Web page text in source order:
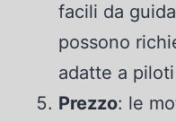
facili da
possono
adatte a
Prezzo: le